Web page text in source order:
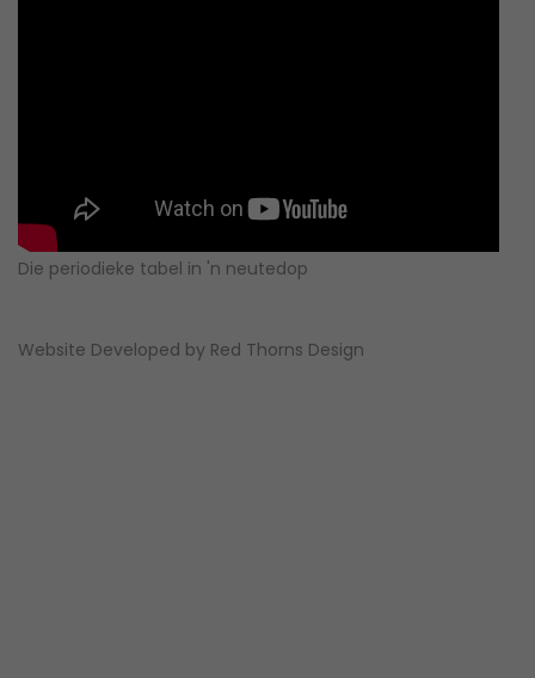
Die periodieke tabel in 'n neutedop
Website Developed by Red Thorns Design